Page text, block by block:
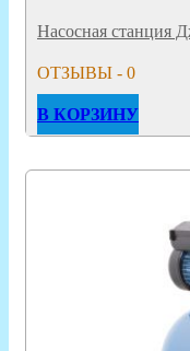
Насосная станция
ОТЗЫВЫ - 0
В КОРЗИНУ